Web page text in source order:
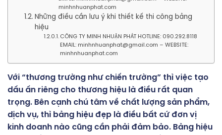
minhnhuanphat.com
Những điều cần lưu ý khi thiết kế thi công bảng
hiệu
CÔNG TY MINH NHUẬN PHÁT HOTLINE: 090.292.8118
EMAIL: minhnhuanphat@gmail.com – WEBSITE:
minhnhuanphat.com
Với “thương trường như chiến trường” thì việc tạo
dấu ấn riêng cho thương hiệu là điều rất quan
trọng. Bên cạnh chú tâm về chất lượng sản phẩm,
dịch vụ, thì bảng hiệu đẹp là điều bất cứ đơn vị
kinh doanh nào cũng cần phải đảm bảo. Bảng hiệu